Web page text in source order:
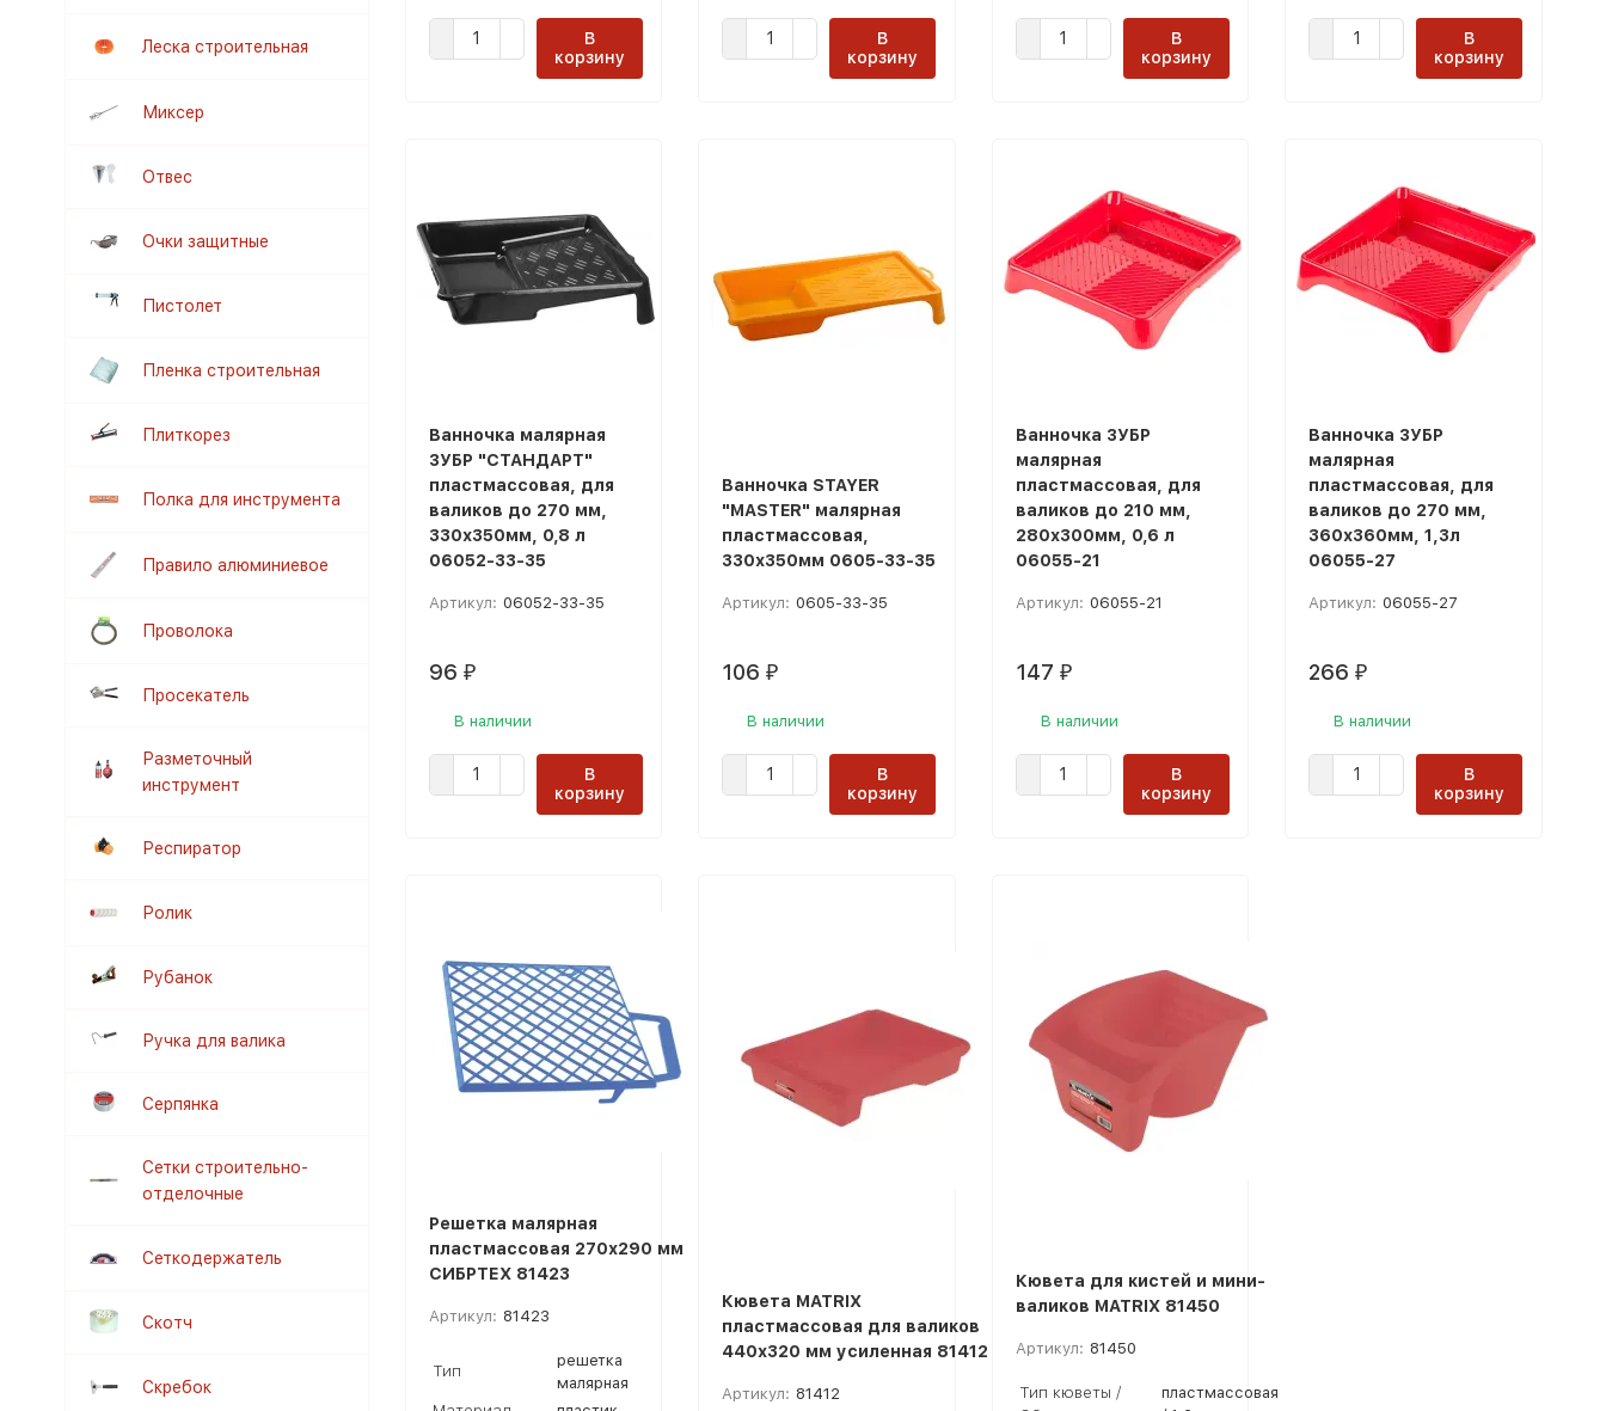
В
корзину
В
корзину
В
корзину
В
корзину
Ванночка малярная
ЗУБР "СТАНДАРТ"
пластмассовая, для
валиков до 270 мм,
330х350мм, 0,8 л
06052-33-35
Артикул: 06052-33-35
96 ₽
В наличии
В
корзину
Ванночка STAYER
"MASTER" малярная
пластмассовая,
330х350мм 0605-33-35
Артикул: 0605-33-35
106 ₽
В наличии
В
корзину
Ванночка ЗУБР
малярная
пластмассовая, для
валиков до 210 мм,
280х300мм, 0,6 л
06055-21
Артикул: 06055-21
147 ₽
В наличии
В
корзину
Ванночка ЗУБР
малярная
пластмассовая, для
валиков до 270 мм,
360х360мм, 1,3л
06055-27
Артикул: 06055-27
266 ₽
В наличии
В
корзину
Решетка малярная
пластмассовая 270х290 мм
СИБРТЕХ 81423
Артикул: 81423
Тип
решетка
малярная
Кювета MATRIX
пластмассовая для валиков
440х320 мм усиленная 81412
Артикул: 81412
Кювета для кистей и мини-
валиков MATRIX 81450
Артикул: 81450
Тип кюветы /
пластмассовая
Леска строительная
Миксер
Отвес
Очки защитные
Пистолет
Пленка строительная
Плиткорез
Полка для инструмента
Правило алюминиевое
Проволока
Просекатель
Разметочный
инструмент
Респиратор
Ролик
Рубанок
Ручка для валика
Серпянка
Сетки строительно-
отделочные
Сеткодержатель
Скотч
Скребок